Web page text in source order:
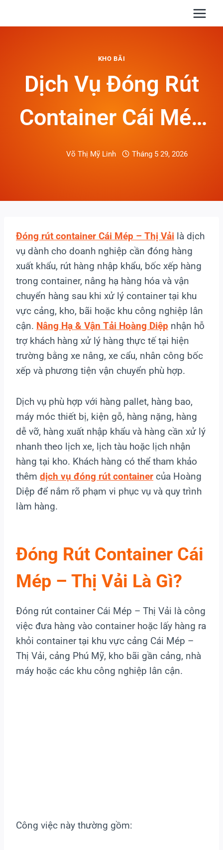
KHO BÃI
Dịch Vụ Đóng Rút
Container Cái Mép
– Thị Vải
Võ Thị Mỹ Linh Tháng 5 29, 2026
Đóng rút container Cái Mép – Thị Vải là dịch
vụ dành cho doanh nghiệp cần đóng hàng
xuất khẩu, rút hàng nhập khẩu, bốc xếp hàng
trong container, nâng hạ hàng hóa và vận
chuyển hàng sau khi xử lý container tại khu
vực cảng, kho, bãi hoặc khu công nghiệp lân
cận. Nâng Hạ & Vận Tải Hoàng Diệp nhận hỗ
trợ khách hàng xử lý hàng thực tế tại hiện
trường bằng xe nâng, xe cẩu, nhân công bốc
xếp và phương tiện vận chuyển phù hợp.
Dịch vụ phù hợp với hàng pallet, hàng bao,
máy móc thiết bị, kiện gỗ, hàng nặng, hàng
dễ vỡ, hàng xuất nhập khẩu và hàng cần xử lý
nhanh theo lịch xe, lịch tàu hoặc lịch nhận
hàng tại kho. Khách hàng có thể tham khảo
thêm dịch vụ đóng rút container của Hoàng
Diệp để nắm rõ phạm vi phục vụ và quy trình
làm hàng.
Đóng Rút Container Cái
Mép – Thị Vải Là Gì?
Đóng rút container Cái Mép – Thị Vải là công
việc đưa hàng vào container hoặc lấy hàng ra
khỏi container tại khu vực cảng Cái Mép –
Thị Vải, cảng Phú Mỹ, kho bãi gần cảng, nhà
máy hoặc các khu công nghiệp lân cận.
Công việc này thường gồm: